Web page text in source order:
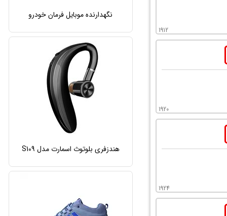
1912
1920
1924
نگهدارنده موبایل فرمان خودرو
هندزفری بلوتوث اسمارت مدل S109